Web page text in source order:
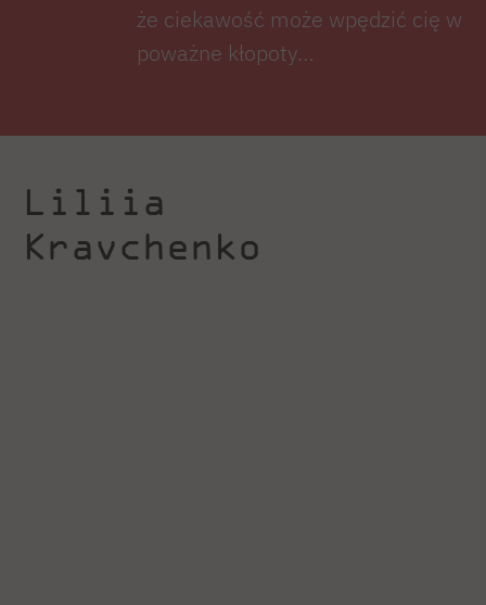
że ciekawość może wpędzić cię w
poważne kłopoty…
Liliia
Kravchenko